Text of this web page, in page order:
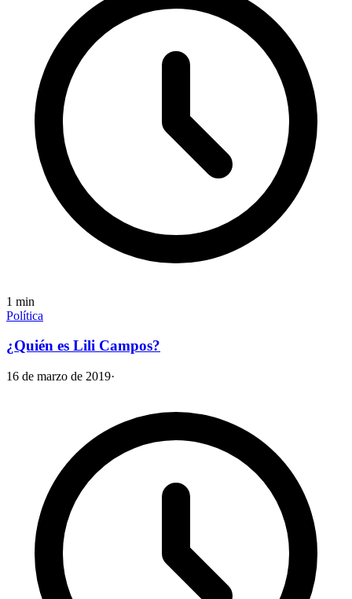
1 min
Política
¿Quién es Lili Campos?
16 de marzo de 2019·